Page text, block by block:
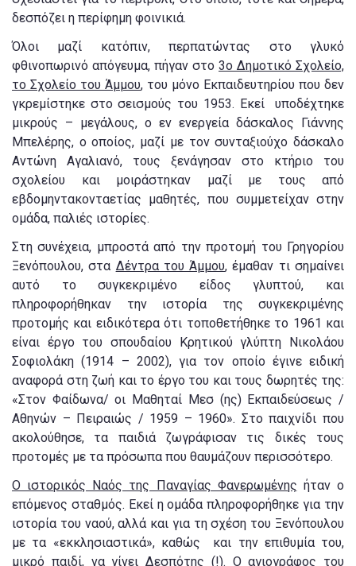
δεσπόζει η περίφημη φοινικιά.
Όλοι μαζί κατόπιν, περπατώντας στο γλυκό
φθινοπωρινό απόγευμα, πήγαν στο 3ο Δημοτικό Σχολείο,
το Σχολείο του Άμμου, του μόνο Εκπαιδευτηρίου που δεν
γκρεμίστηκε στο σεισμούς του 1953. Εκεί υποδέχτηκε
μικρούς – μεγάλους, ο εν ενεργεία δάσκαλος Γιάννης
Μπελέρης, ο οποίος, μαζί με τον συνταξιούχο δάσκαλο
Αντώνη Αγαλιανό, τους ξενάγησαν στο κτήριο του
σχολείου και μοιράστηκαν μαζί με τους από
εβδομηντακονταετίας μαθητές, που συμμετείχαν στην
ομάδα, παλιές ιστορίες.
Στη συνέχεια, μπροστά από την προτομή του Γρηγορίου
Ξενόπουλου, στα Δέντρα του Άμμου, έμαθαν τι σημαίνει
αυτό το συγκεκριμένο είδος γλυπτού, και
πληροφορήθηκαν την ιστορία της συγκεκριμένης
προτομής και ειδικότερα ότι τοποθετήθηκε το 1961 και
είναι έργο του σπουδαίου Κρητικού γλύπτη Νικολάου
Σοφιολάκη (1914 – 2002), για τον οποίο έγινε ειδική
αναφορά στη ζωή και το έργο του και τους δωρητές της:
«Στον Φαίδωνα/ οι Μαθηταί Μεσ (ης) Εκπαιδεύσεως /
Αθηνών – Πειραιώς / 1959 – 1960». Στο παιχνίδι που
ακολούθησε, τα παιδιά ζωγράφισαν τις δικές τους
προτομές με τα πρόσωπα που θαυμάζουν περισσότερο.
Ο ιστορικός Ναός της Παναγίας Φανερωμένης ήταν ο
επόμενος σταθμός. Εκεί η ομάδα πληροφορήθηκε για την
ιστορία του ναού, αλλά και για τη σχέση του Ξενόπουλου
με τα «εκκλησιαστικά», καθώς και την επιθυμία του,
μικρό παιδί, να γίνει Δεσπότης (!). Ο αγιογράφος του